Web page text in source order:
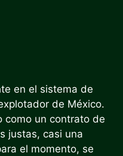
en el sistema de
de México.
como un contrato de
justas, casi una
el momento, se